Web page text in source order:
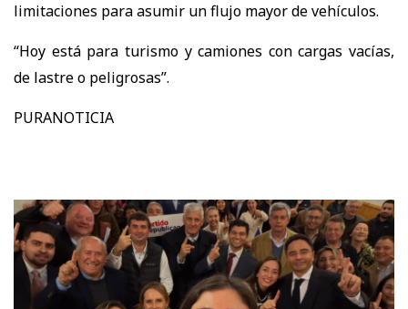
limitaciones para asumir un flujo mayor de vehículos.
“Hoy está para turismo y camiones con cargas vacías,
de lastre o peligrosas”.
PURANOTICIA